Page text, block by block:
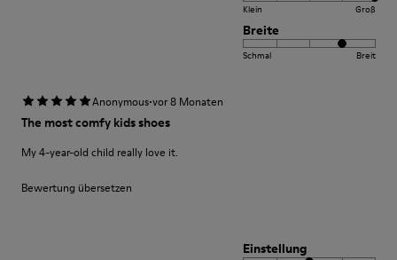
Klein Groß
Breite
Schmal Breit
Anonymous·vor 8 Monaten
The most comfy kids shoes
My 4-year-old child really love it.
Bewertung übersetzen
Einstellung